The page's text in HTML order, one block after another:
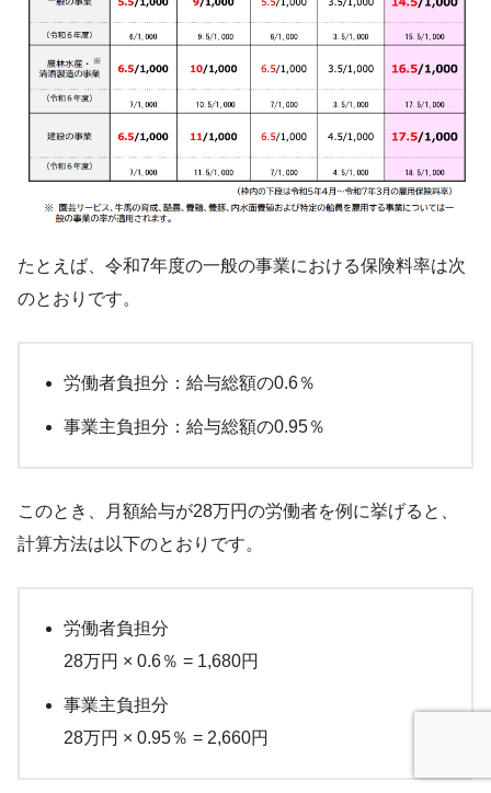
たとえば、令和7年度の一般の事業における保険料率は次
のとおりです。
労働者負担分：給与総額の0.6％
事業主負担分：給与総額の0.95％
このとき、月額給与が28万円の労働者を例に挙げると、
計算方法は以下のとおりです。
労働者負担分
28万円 × 0.6％ = 1,680円
事業主負担分
28万円 × 0.95％ = 2,660円